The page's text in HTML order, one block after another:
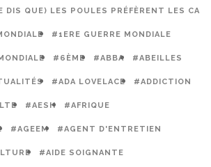
DIS QUE) LES POULES PRÉFÈRENT LES
#1ERE GUERRE MONDIALE
#6ÈME #ABBA #ABEILLES
#ADA LOVELACE #ADDICTION
#AESH #AFRIQUE
#AGEEM #AGENT D'ENTRETIEN
#AIDE SOIGNANTE